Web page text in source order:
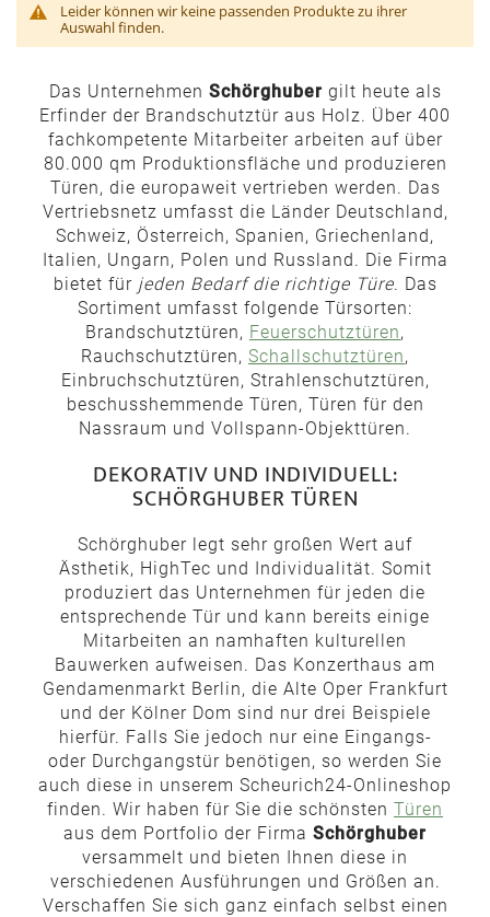
Leider können wir keine passenden Produkte zu ihrer
Auswahl finden.
Das Unternehmen Schörghuber gilt heute als
Erfinder der Brandschutztür aus Holz. Über 400
fachkompetente Mitarbeiter arbeiten auf über
80.000 qm Produktionsfläche und produzieren
Türen, die europaweit vertrieben werden. Das
Vertriebsnetz umfasst die Länder Deutschland,
Schweiz, Österreich, Spanien, Griechenland,
Italien, Ungarn, Polen und Russland. Die Firma
bietet für jeden Bedarf die richtige Türe. Das
Sortiment umfasst folgende Türsorten:
Brandschutztüren, Feuerschutztüren,
Rauchschutztüren, Schallschutztüren,
Einbruchschutztüren, Strahlenschutztüren,
beschusshemmende Türen, Türen für den
Nassraum und Vollspann-Objekttüren.
DEKORATIV UND INDIVIDUELL:
SCHÖRGHUBER TÜREN
Schörghuber legt sehr großen Wert auf
Ästhetik, HighTec und Individualität. Somit
produziert das Unternehmen für jeden die
entsprechende Tür und kann bereits einige
Mitarbeiten an namhaften kulturellen
Bauwerken aufweisen. Das Konzerthaus am
Gendamenmarkt Berlin, die Alte Oper Frankfurt
und der Kölner Dom sind nur drei Beispiele
hierfür. Falls Sie jedoch nur eine Eingangs-
oder Durchgangstür benötigen, so werden Sie
auch diese in unserem Scheurich24-Onlineshop
finden. Wir haben für Sie die schönsten Türen
aus dem Portfolio der Firma Schörghuber
versammelt und bieten Ihnen diese in
verschiedenen Ausführungen und Größen an.
Verschaffen Sie sich ganz einfach selbst einen